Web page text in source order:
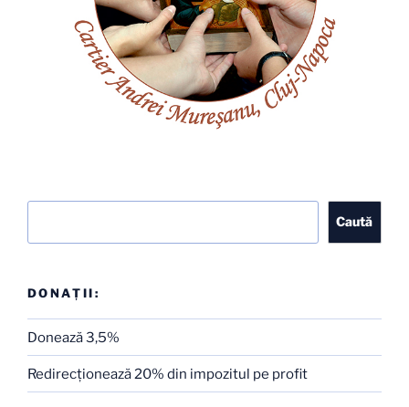
Caută
DONAȚII:
Donează 3,5%
Redirecţionează 20% din impozitul pe profit